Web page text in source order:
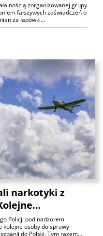
zorganizowanej grupy
fałszywych zaświadczeń o
za łapówki…
narkotyki z
Policji pod nadzorem
kolejne osoby do sprawy
do Polski. Tym razem…